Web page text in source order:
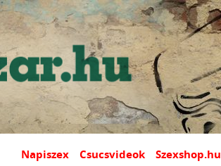
Napiszex Csucsvideok Szexshop.hu